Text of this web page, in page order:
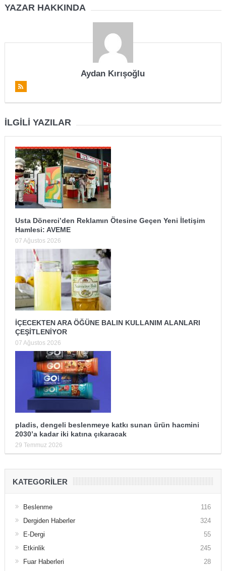
YAZAR HAKKINDA
Aydan Kırışoğlu
İLGILI YAZILAR
Usta Dönerci’den Reklamın Ötesine Geçen Yeni İletişim
Hamlesi: AVEME
07 Ağustos 2026
İÇECEKTEN ARA ÖĞÜNE BALIN KULLANIM ALANLARI
ÇEŞİTLENİYOR
07 Ağustos 2026
pladis, dengeli beslenmeye katkı sunan ürün hacmini
2030’a kadar iki katına çıkaracak
29 Temmuz 2026
KATEGORILER
Beslenme
116
Dergiden Haberler
324
E-Dergi
55
Etkinlik
245
Fuar Haberleri
28